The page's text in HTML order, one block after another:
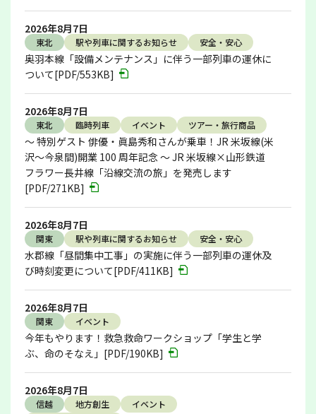
2026年8月7日
東北 駅や列車に関するお知らせ 安全・安心
奥羽本線「設備メンテナンス」に伴う一部列車の運休に
ついて[PDF/553KB]
2026年8月7日
東北 臨時列車 イベント ツアー・旅行商品
～ 特別ゲスト 俳優・眞島秀和さんが乗車！JR 米坂線(米
沢～今泉間)開業 100 周年記念 ～ JR 米坂線×山形鉄道
フラワー長井線「沿線交流の旅」を発売します
[PDF/271KB]
2026年8月7日
関東 駅や列車に関するお知らせ 安全・安心
水郡線「昼間集中工事」の実施に伴う一部列車の運休及
び時刻変更について[PDF/411KB]
2026年8月7日
関東 イベント
今年もやります！救急救命ワークショップ「学生と学
ぶ、命のそなえ」[PDF/190KB]
2026年8月7日
信越 地方創生
イベント